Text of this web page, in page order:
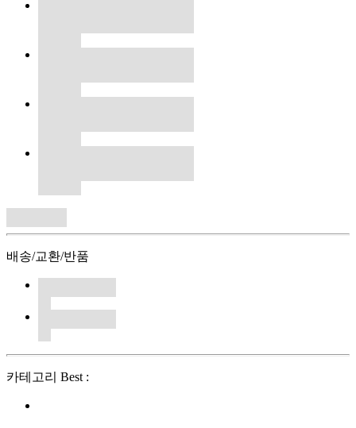
배송/교환/반품
카테고리 Best :